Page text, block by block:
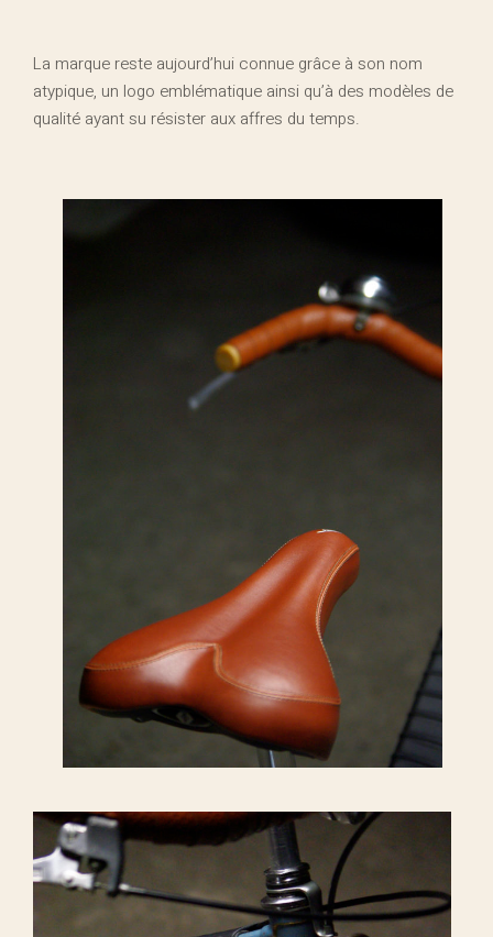
La marque reste aujourd’hui connue grâce à son nom
atypique, un logo emblématique ainsi qu’à des modèles de
qualité ayant su résister aux affres du temps.